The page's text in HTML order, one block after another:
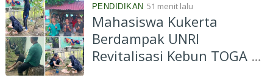
PENDIDIKAN 51 menit lalu
Mahasiswa Kukerta
Berdampak UNRI
Revitalisasi Kebun TOGA di